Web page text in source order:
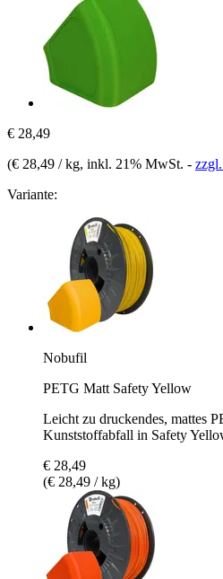
€ 28,49
(€ 28,49 / kg, inkl. 21% MwSt. -
Variante:
Nobufil
PETG Matt Safety Yellow
Leicht zu druckendes, mattes
Kunststoffabfall in Safety
€ 28,49
(€ 28,49 / kg)